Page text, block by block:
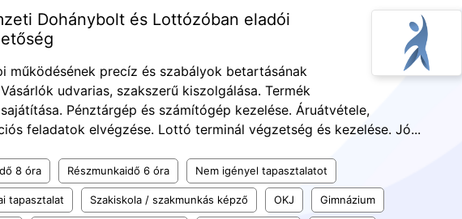
Dohánybolt és Lottózóban eladói
működésének precíz és szabályok betartásának
udvarias, szakszerű kiszolgálása. Termék
Pénztárgép és számítógép kezelése. Áruátvétele,
feladatok elvégzése. Lottó terminál végzetség és kezelése. Jó...
8 óra Részmunkaidő 6 óra Nem igényel tapasztalatot
tapasztalat Szakiskola / szakmunkás képző OKJ Gimnázium